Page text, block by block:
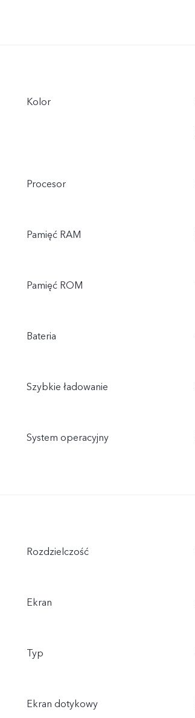
Kolor
Procesor
Pamięć RAM
Pamięć ROM
Bateria
Szybkie ładowanie
System operacyjny
Rozdzielczość
Ekran
Typ
Ekran dotykowy